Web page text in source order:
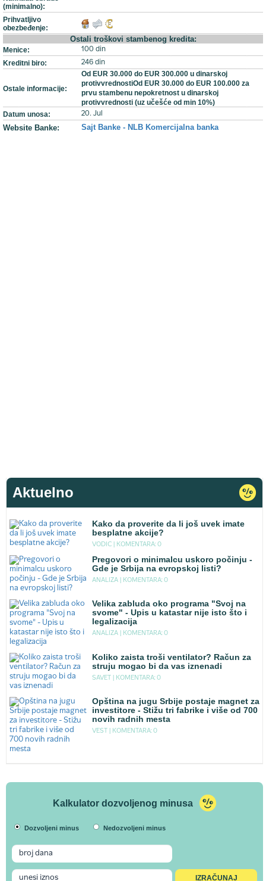
(minimalno):
Prihvatljivo
obezbeđenje:
Ostali troškovi stambenog kredita:
Menice: 100 din
Kreditni biro: 246 din
Ostale informacije:
Od EUR 30.000 do EUR 300.000 u dinarskoj
protivvrednostiOd EUR 30.000 do EUR 100.000 za
prvu stambenu nepokretnost u dinarskoj
protivvrednosti (uz učešće od min 10%)
Datum unosa:
20. Jul
Website Banke: Sajt Banke - NLB Komercijalna banka
Aktuelno
Kako da proverite da li još uvek imate
besplatne akcije?
VODIC | KOMENTARA: 0
Pregovori o minimalcu uskoro počinju -
Gde je Srbija na evropskoj listi?
ANALIZA | KOMENTARA: 0
Velika zabluda oko programa "Svoj na
svome" - Upis u katastar nije isto što i
legalizacija
ANALIZA | KOMENTARA: 0
Koliko zaista troši ventilator? Račun za
struju mogao bi da vas iznenadi
SAVET | KOMENTARA: 0
Opština na jugu Srbije postaje magnet za
investitore - Stižu tri fabrike i više od 700
novih radnih mesta
VEST | KOMENTARA: 0
Kalkulator dozvoljenog minusa
Dozvoljeni minus Nedozvoljeni minus